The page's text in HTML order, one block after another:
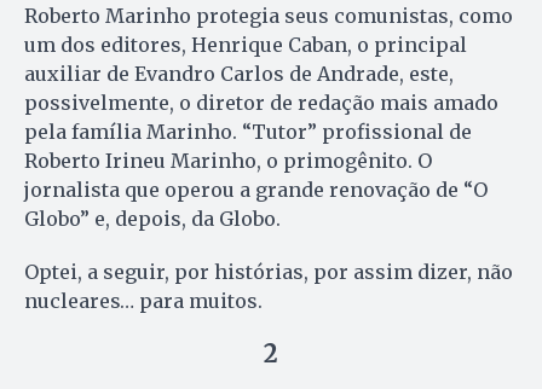
Roberto Marinho protegia seus comunistas, como
um dos editores, Henrique Caban, o principal
auxiliar de Evandro Carlos de Andrade, este,
possivelmente, o diretor de redação mais amado
pela família Marinho. “Tutor” profissional de
Roberto Irineu Marinho, o primogênito. O
jornalista que operou a grande renovação de “O
Globo” e, depois, da Globo.
Optei, a seguir, por histórias, por assim dizer, não
nucleares… para muitos.
2